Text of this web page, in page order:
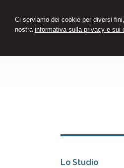
Ci serviamo dei cookie per diversi
nostra informativa sulla privacy e sui
Lo Studio